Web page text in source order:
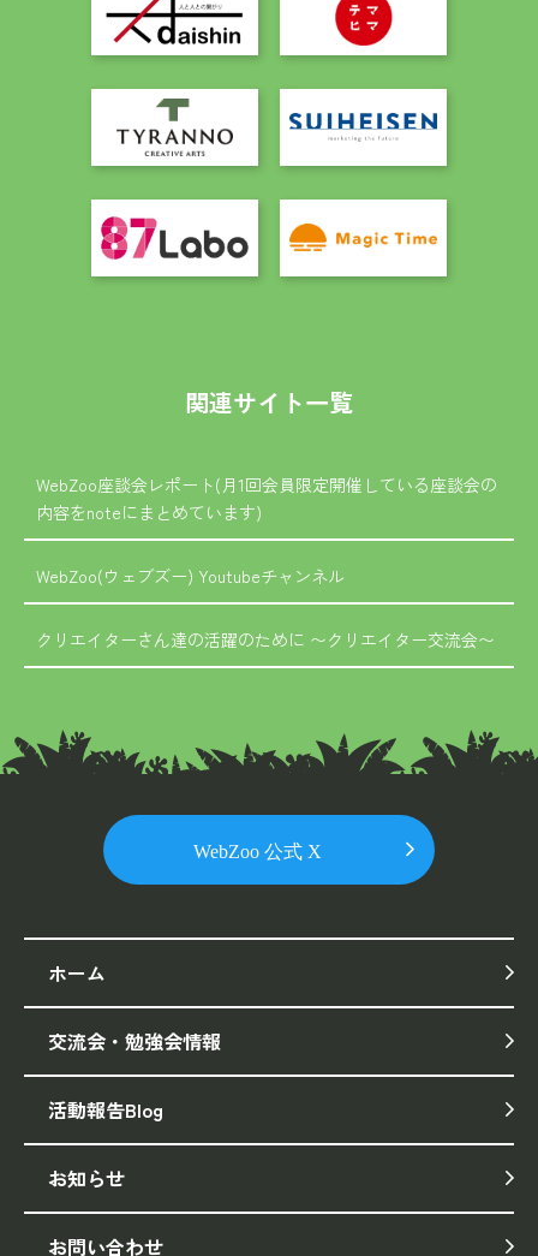
関連サイト一覧
WebZoo座談会レポート(月1回会員限定開催している座談会の
内容をnoteにまとめています)
WebZoo(ウェブズー) Youtubeチャンネル
クリエイターさん達の活躍のために 〜クリエイター交流会〜
ホーム
交流会・勉強会情報
活動報告Blog
お知らせ
お問い合わせ